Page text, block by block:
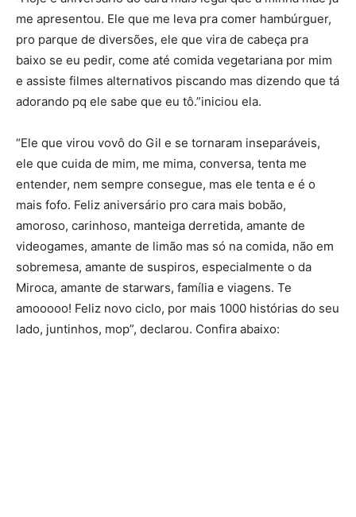
me apresentou. Ele que me leva pra comer hambúrguer,
pro parque de diversões, ele que vira de cabeça pra
baixo se eu pedir, come até comida vegetariana por mim
e assiste filmes alternativos piscando mas dizendo que tá
adorando pq ele sabe que eu tô.”iniciou ela.
“Ele que virou vovô do Gil e se tornaram inseparáveis,
ele que cuida de mim, me mima, conversa, tenta me
entender, nem sempre consegue, mas ele tenta e é o
mais fofo. Feliz aniversário pro cara mais bobão,
amoroso, carinhoso, manteiga derretida, amante de
videogames, amante de limão mas só na comida, não em
sobremesa, amante de suspiros, especialmente o da
Miroca, amante de starwars, família e viagens. Te
amooooo! Feliz novo ciclo, por mais 1000 histórias do seu
lado, juntinhos, mop”, declarou. Confira abaixo: